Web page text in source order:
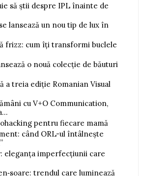
să știi despre IPL înainte de
lansează un nou tip de lux în
frizz: cum îți transformi buclele
o nouă colecție de băuturi
a treia ediție Romanian Visual
cu V+O Communication,
pentru fiecare mamă
când ORL-ul întâlnește
eleganța imperfecțiunii care
trendul care luminează